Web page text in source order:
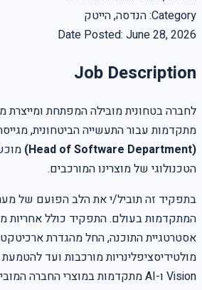
Category
:הנדסה, הייטק
Date Posted: June 28, 2026
Job Description
לחברה בטחונית מובילה המפתחת ומייצרת
מתקדמות עבור התעשייה הביטחונית,
(Head of Software Department)
הטכנולוגי של מוצרינו המורכבים.
המתקדמות בעולם. התפקיד כולל אחריות
אסטרטגיית התוכנה, החל מהגדרת
Vision ו-AI מתקדמות במוצרי החברה המובילים.